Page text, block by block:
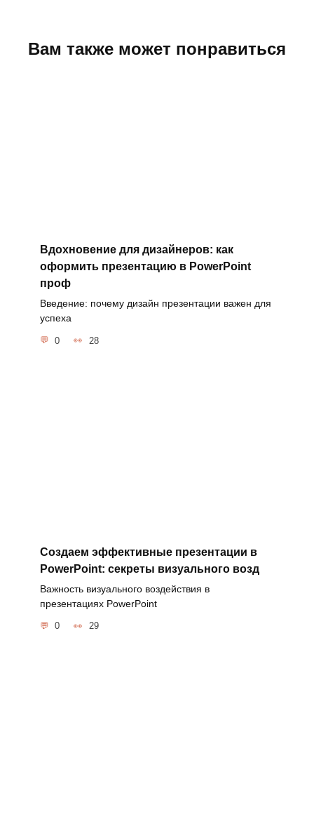
Вам также может понравиться
Вдохновение для дизайнеров: как
оформить презентацию в PowerPoint
проф
Введение: почему дизайн презентации важен для
успеха
0 28
Создаем эффективные презентации в
PowerPoint: секреты визуального возд
Важность визуального воздействия в
презентациях PowerPoint
0 29